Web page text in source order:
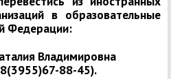
в образовательные
Федерации:
Владимировна
8(3955)67-88-45).